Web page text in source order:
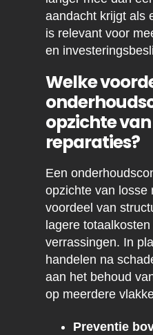
aandacht krijgt als
is relevant voor
en
Welke
opzichte
reparaties?
Een
opzichte van losse
voordeel van
lagere
verrassingen. In
handelen na
aan het behoud
op meerdere
Preventie